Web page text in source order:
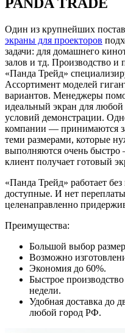
Один из крупнейших
экраны для проекторов
задачи: для домашнего
залов и тд. Производство и
«Панда Трейд»
Ассортимент моделей
вариантов. Менеджеры
идеальный экран для
условий демонстрации.
компании — принимаются
теми размерами, которые
выполняются очень быстро
клиент получает готовый
«Панда Трейд» работает
доступные. И нет
целенаправленно
Преимущества:
Большой выбор
Возможно
Экономия до 60%.
Быстрое
недели.
Удобная доставка до
любой город РФ.